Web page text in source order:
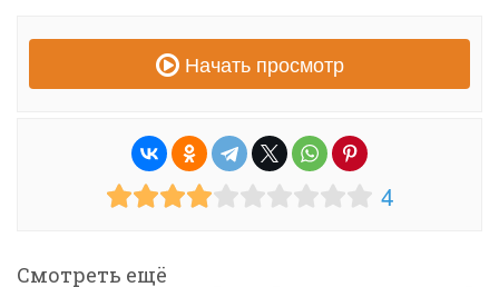
Начать просмотр
4
Смотреть ещё